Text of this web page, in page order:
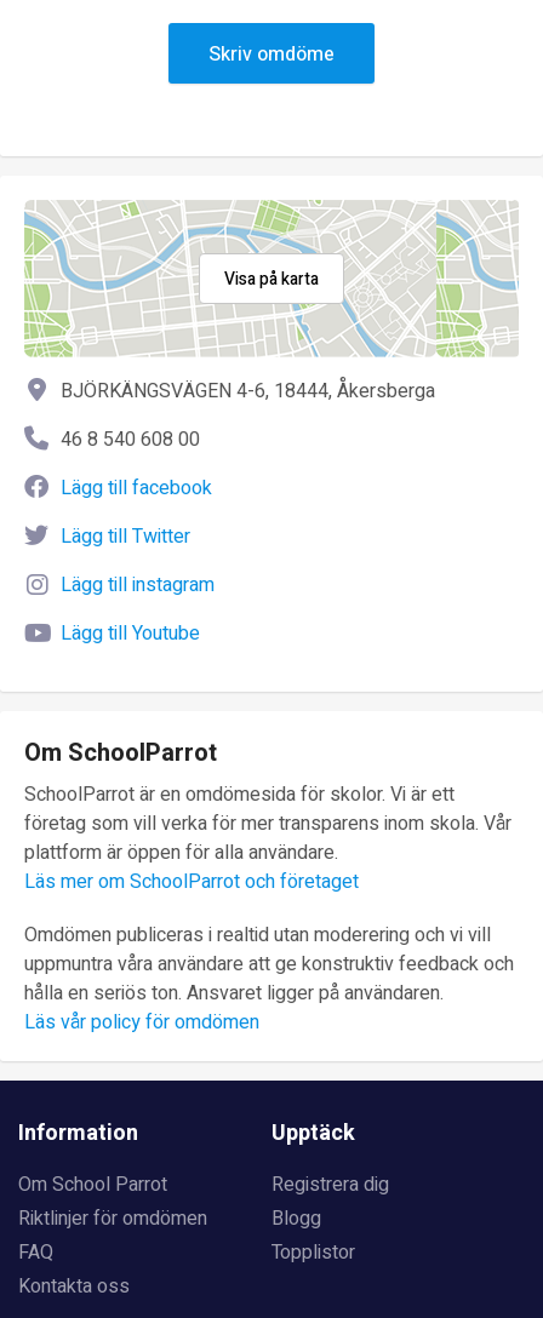
Skriv omdöme
Visa på karta
BJÖRKÄNGSVÄGEN 4-6, 18444, Åkersberga
46 8 540 608 00
Lägg till facebook
Lägg till Twitter
Lägg till instagram
Lägg till Youtube
Om SchoolParrot
SchoolParrot är en omdömesida för skolor. Vi är ett
företag som vill verka för mer transparens inom skola. Vår
plattform är öppen för alla användare.
Läs mer om SchoolParrot och företaget
Omdömen publiceras i realtid utan moderering och vi vill
uppmuntra våra användare att ge konstruktiv feedback och
hålla en seriös ton. Ansvaret ligger på användaren.
Läs vår policy för omdömen
Information
Om School Parrot
Riktlinjer för omdömen
FAQ
Kontakta oss
Upptäck
Registrera dig
Blogg
Topplistor